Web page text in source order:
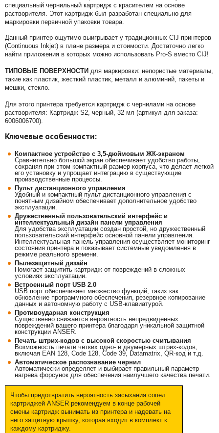
специальный чернильный картридж с красителем на основе
растворителя. Этот картридж был разработан специально для
маркировки первичной упаковки товара.
Данный принтер ощутимо выигрывает у традиционных CIJ-принтеров
(Continuous Inkjet) в плане размера и стоимости. Достаточно легко
найти приложения в которых можно использовать Pro-S вместо CIJ!
ТИПОВЫЕ ПОВЕРХНОСТИ для маркировки: непористые материалы,
такие как пластик, жесткий пластик, металл и алюминий, пакеты и
мешки, стекло.
Для этого принтера требуется картридж с чернилами на основе
растворителя: Картридж S2, черный, 32 мл (артикул для заказа:
6006006700).
Ключевые особенности:
Компактное устройство с 3,5-дюймовым ЖК-экраном
Сравнительно большой экран обеспечивает удобство работы,
сохраняя при этом компактный размер корпуса, что делает легкой
его установку и упрощает интеграцию в существующие
производственные процессы.
Пульт дистанционного управления
Удобный и компактный пульт дистанционного управления с
понятным дизайном обеспечивает дополнительное удобство
эксплуатации.
Дружественный пользовательский интерфейс и
интеллектуальный дизайн панели управления
Для удобства эксплуатации создан простой, но дружественный
пользовательский интерфейс основной панели управления.
Интеллектуальная панель управления осуществляет мониторинг
состояния принтера и показывает системные уведомления в
режиме реального времени.
Пылезащитный дизайн
Помогает защитить картридж от повреждений в сложных
условиях эксплуатации.
Встроенный порт USB 2.0
USB порт обеспечивает множество функций, таких как
обновление программного обеспечения, резервное копирование
данных и автономную работу с USB-клавиатурой.
Противоударная конструкция
Существенно снижается вероятность непредвиденных
повреждений вашего принтера благодаря уникальной защитной
конструкции ANSER.
Печать штрих-кодов с высокой скоростью считывания
Возможность печати четких одно- и двумерных штрих-кодов,
включая EAN 128, Code 128, Code 39, Datamatrix, QR-код и т.д.
Автоматическое распознавание чернил
Автоматически определяет и выбирает правильный параметр
нагрева форсунок для обеспечения наилучшего качества печати.
Чтобы предотвратить вероятность засыхания сопел
картриджей ANSER рекомендуем в конце рабочей
смены картридж вынимать из принтера и надевать на
него защитную крышку, которая входит в комплект к
каждому картриджу.